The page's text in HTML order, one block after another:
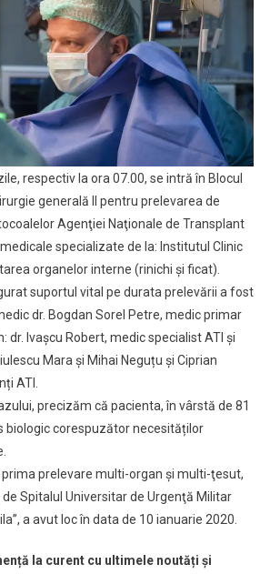
respectiv la ora 07.00, se intră în Blocul
generală II pentru prelevarea de
Agenţiei Naţionale de Transplant
specializate de la: Institutul Clinic
organelor interne (rinichi şi ficat).
suportul vital pe durata prelevării a fost
dr. Bogdan Sorel Petre, medic primar
dr. Ivașcu Robert, medic specialist ATI și
Mara și Mihai Neguțu și Ciprian
ATI.
precizăm că pacienta, în vârstă de 81
biologic corespuzător necesităților
prima prelevare multi-organ şi multi-ţesut,
Spitalul Universitar de Urgenţă Militar
a avut loc în data de 10 ianuarie 2020.
la curent cu ultimele noutăți și